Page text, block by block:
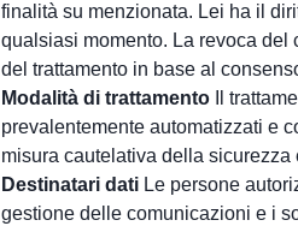
finalità su menzionata. Lei ha il
qualsiasi momento. La revoca
del trattamento in base al
Modalità di trattamento Il
prevalentemente automatizzati e
misura cautelativa della
Destinatari dati Le persone
gestione delle comunicazioni e i